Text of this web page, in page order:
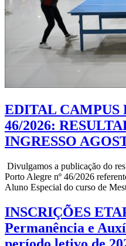
EDITAL CAMPUS
46/2026:
INGRESSO
Divulgamos a publicação do
Porto Alegre nº 46/2026
Aluno Especial do curso de
INSCRIÇÕES
Permanência e